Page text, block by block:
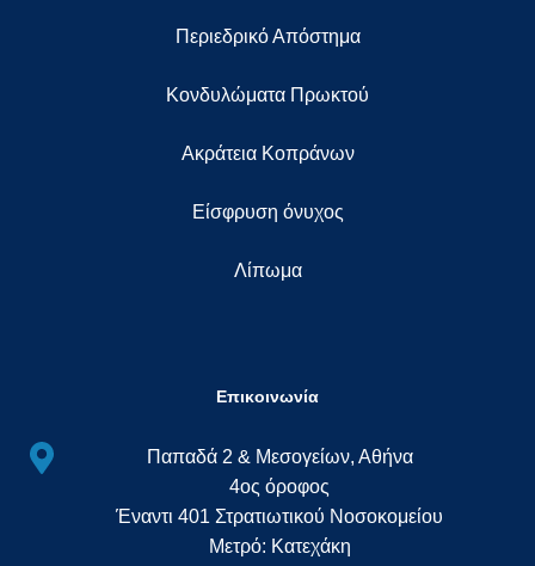
Περιεδρικό Απόστημα
Κονδυλώματα Πρωκτού
Ακράτεια Κοπράνων
Eίσφρυση όνυχος
Λίπωμα
Επικοινωνία
Παπαδά 2 & Μεσογείων, Αθήνα
4ος όροφος
Έναντι 401 Στρατιωτικού Νοσοκομείου
Μετρό: Κατεχάκη